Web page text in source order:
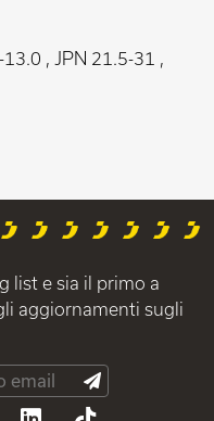
, JPN 21.5-31 ,
list e sia il primo a
aggiornamenti sugli